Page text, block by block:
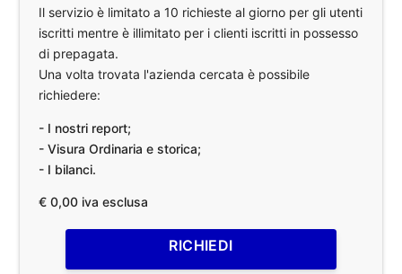
Il servizio è limitato a 10 richieste al giorno per gli utenti
iscritti mentre è illimitato per i clienti iscritti in possesso
di prepagata.
Una volta trovata l'azienda cercata è possibile
richiedere:
- I nostri report;
- Visura Ordinaria e storica;
- I bilanci.
€ 0,00 iva esclusa
RICHIEDI